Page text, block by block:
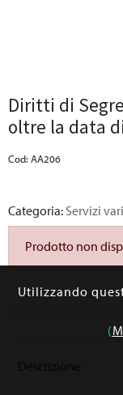
Diritti di
oltre la data
Cod: AA206
Categoria: Servizi vari
Prodotto non
Utilizzando
(